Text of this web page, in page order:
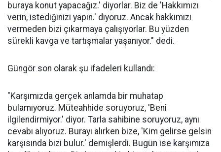
buraya konut yapacağız.' diyorlar. Biz de 'Hakkımızı
verin, istediğinizi yapın.' diyoruz. Ancak hakkımızı
vermeden bizi çıkarmaya çalışıyorlar. Bu yüzden
sürekli kavga ve tartışmalar yaşanıyor." dedi.
Güngör son olarak şu ifadeleri kullandı:
"Karşımızda gerçek anlamda bir muhatap
bulamıyoruz. Müteahhide soruyoruz, 'Beni
ilgilendirmiyor.' diyor. Tarla sahibine soruyoruz, aynı
cevabı alıyoruz. Burayı alırken bize, 'Kim gelirse gelsin
karşısında bizi bulur.' demişlerdi. Bugün ise karşımıza